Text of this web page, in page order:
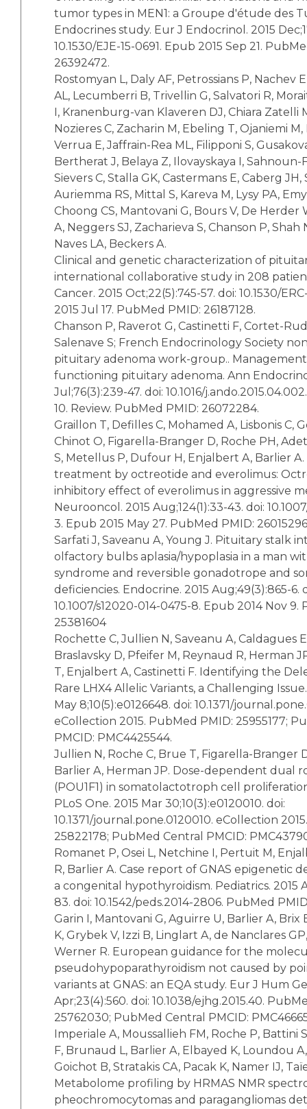
tumor types in MEN1: a Groupe d'étude des
Endocrines study. Eur J Endocrinol. 2015
10.1530/EJE-15-0691. Epub 2015 Sep 21.
26392472.
Rostomyan L, Daly AF, Petrossians P, Nachev
AL, Lecumberri B, Trivellin G, Salvatori R,
I, Kranenburg-van Klaveren DJ, Chiara Zatelli
Nozieres C, Zacharin M, Ebeling T, Ojaniemi M,
Verrua E, Jaffrain-Rea ML, Filipponi S,
Bertherat J, Belaya Z, Ilovayskaya I, Sahnoun-
Sievers C, Stalla GK, Castermans E, Caberg JH,
Auriemma RS, Mittal S, Kareva M, Lysy PA,
Choong CS, Mantovani G, Bours V, De Herder
A, Neggers SJ, Zacharieva S, Chanson P, Shah
Naves LA, Beckers A.
Clinical and genetic characterization of
international collaborative study in 208
Cancer. 2015 Oct;22(5):745-57. doi: 10.1530/
2015 Jul 17. PubMed PMID: 26187128.
Chanson P, Raverot G, Castinetti F, Cortet-
Salenave S; French Endocrinology Society
pituitary adenoma work-group..
functioning pituitary adenoma. Ann
Jul;76(3):239-47. doi: 10.1016/
10. Review. PubMed PMID: 26072284.
Graillon T, Defilles C, Mohamed A, Lisbonis C,
Chinot O, Figarella-Branger D, Roche PH,
S, Metellus P, Dufour H, Enjalbert A, Barlier
treatment by octreotide and everolimus:
inhibitory effect of everolimus in aggressive
Neurooncol. 2015 Aug;124(1):33-43. doi:
3. Epub 2015 May 27. PubMed PMID:
Sarfati J, Saveanu A, Young J. Pituitary stalk
olfactory bulbs aplasia/hypoplasia in a man
syndrome and reversible gonadotrope and
deficiencies. Endocrine. 2015 Aug;49(3):865-6.
10.1007/s12020-014-0475-8. Epub 2014 Nov 9.
25381604
Rochette C, Jullien N, Saveanu A, Caldagues
Braslavsky D, Pfeifer M, Reynaud R, Herman
T, Enjalbert A, Castinetti F. Identifying the
Rare LHX4 Allelic Variants, a Challenging
May 8;10(5):e0126648. doi: 10.1371/
eCollection 2015. PubMed PMID: 25955177;
PMCID: PMC4425544.
Jullien N, Roche C, Brue T, Figarella-Branger
Barlier A, Herman JP. Dose-dependent dual
(POU1F1) in somatolactotroph cell
PLoS One. 2015 Mar 30;10(3):e0120010. doi:
10.1371/journal.pone.0120010. eCollection
25822178; PubMed Central PMCID:
Romanet P, Osei L, Netchine I, Pertuit M,
R, Barlier A. Case report of GNAS epigenetic
a congenital hypothyroidism. Pediatrics. 2015
83. doi: 10.1542/peds.2014-2806. PubMed
Garin I, Mantovani G, Aguirre U, Barlier A, Brix
K, Grybek V, Izzi B, Linglart A, de Nanclares
Werner R. European guidance for the
pseudohypoparathyroidism not caused by
variants at GNAS: an EQA study. Eur J Hum
Apr;23(4):560. doi: 10.1038/ejhg.2015.40.
25762030; PubMed Central PMCID:
Imperiale A, Moussallieh FM, Roche P, Battini
F, Brunaud L, Barlier A, Elbayed K, Loundou
Goichot B, Stratakis CA, Pacak K, Namer IJ,
Metabolome profiling by HRMAS NMR
pheochromocytomas and paragangliomas